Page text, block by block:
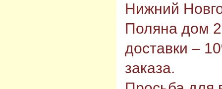
Нижний
Поляна дом
доставки –
заказа.